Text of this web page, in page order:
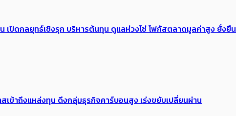
เปิดกลยุทธ์เชิงรุก บริหารต้นทุน ดูแลห่วงโซ่ โฟกัสตลาดมูลค่าสูง ยั่งยืน
เข้าถึงแหล่งทุน ดึงกลุ่มธุรกิจคาร์บอนสูง เร่งขยับเปลี่ยนผ่าน